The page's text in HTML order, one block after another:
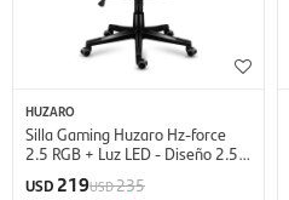
HUZARO
Silla Gaming Huzaro Hz-force
2.5 RGB + Luz LED - Diseño 2.5
Black Mesh
USD219USD235